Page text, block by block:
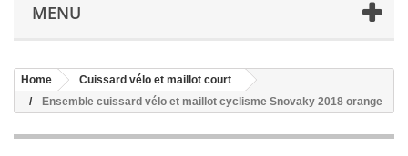
MENU
Home
Cuissard vélo et maillot court
Ensemble cuissard vélo et maillot cyclisme Snovaky 2018 orange